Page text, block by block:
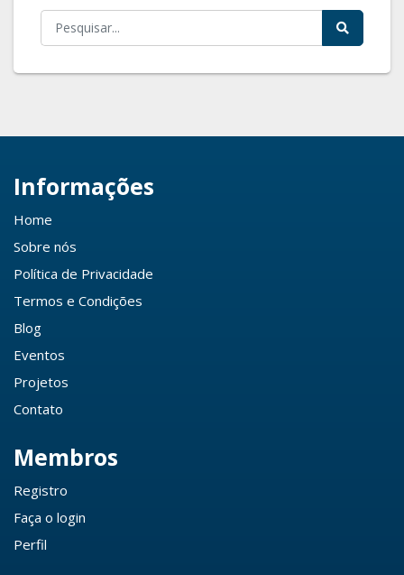
Informações
Home
Sobre nós
Política de Privacidade
Termos e Condições
Blog
Eventos
Projetos
Contato
Membros
Registro
Faça o login
Perfil